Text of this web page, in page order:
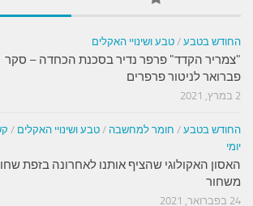
בטבע/טבע ושינויי האקלים
הקדד" פרפר נדיר בסכנת הכחדה – סקר
לניטור פרפרים
בטבע/חומר למחשבה/טבע ושינויי האקלים/קשר
האקולוגי שהציף אותנו לאחרונה בזפת שחורה